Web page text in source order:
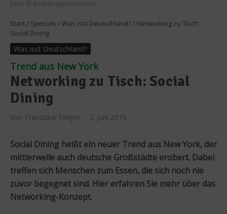
Foto: © thinkstockphotos.com
Start / Specials / Was isst Deutschland? / Networking zu Tisch:
Social Dining
Was isst Deutschland?
Trend aus New York
Networking zu Tisch: Social
Dining
Von Franziska Tietjen 2. Juni 2016
Social Dining heißt ein neuer Trend aus New York, der
mittlerweile auch deutsche Großstädte erobert. Dabei
treffen sich Menschen zum Essen, die sich noch nie
zuvor begegnet sind. Hier erfahren Sie mehr über das
Networking-Konzept.